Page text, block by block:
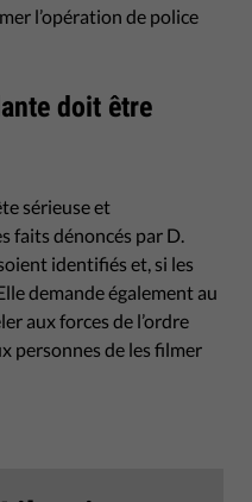
l’opération de police
doit être
sérieuse et
faits dénoncés par D.
identifiés et, si les
demande également au
aux forces de l’ordre
personnes de les filmer